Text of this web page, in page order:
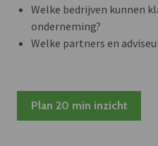
Welke bedrijven kunnen
onderneming?
Welke partners en
Plan 20 min inzicht